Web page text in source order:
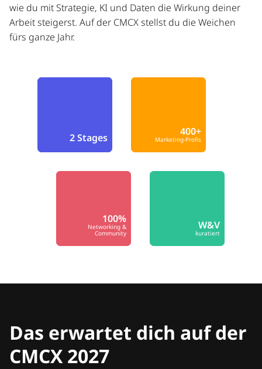
wie du mit Strategie, KI und Daten die Wirkung deiner
Arbeit steigerst. Auf der CMCX stellst du die Weichen
fürs ganze Jahr.
2 Stages 400+
Marketing-Profis
100%
Networking &
Community
W&V
kuratiert
Das erwartet dich auf der
CMCX 2027